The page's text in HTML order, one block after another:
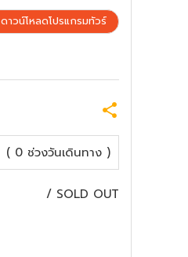
ดาวน์โหลดโปรแกรมทัวร์
( 0 ช่วงวันเดินทาง )
/ SOLD OUT